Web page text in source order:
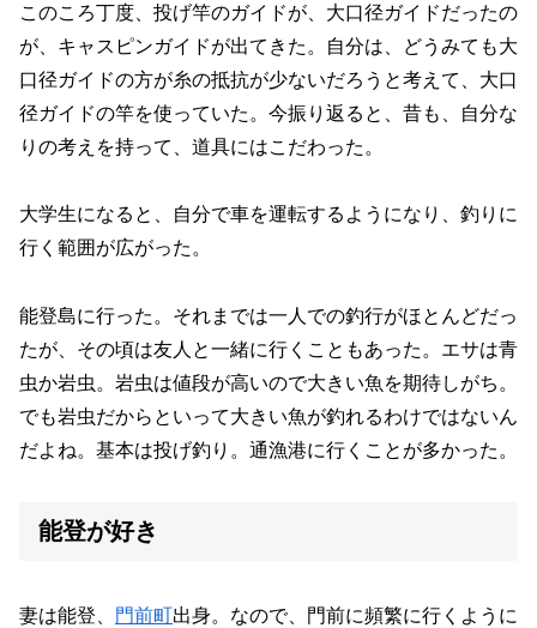
このころ丁度、投げ竿のガイドが、大口径ガイドだったの
が、キャスピンガイドが出てきた。自分は、どうみても大
口径ガイドの方が糸の抵抗が少ないだろうと考えて、大口
径ガイドの竿を使っていた。今振り返ると、昔も、自分な
りの考えを持って、道具にはこだわった。
大学生になると、自分で車を運転するようになり、釣りに
行く範囲が広がった。
能登島に行った。それまでは一人での釣行がほとんどだっ
たが、その頃は友人と一緒に行くこともあった。エサは青
虫か岩虫。岩虫は値段が高いので大きい魚を期待しがち。
でも岩虫だからといって大きい魚が釣れるわけではないん
だよね。基本は投げ釣り。通漁港に行くことが多かった。
能登が好き
妻は能登、 門前町出身。なので、門前に頻繁に行くように